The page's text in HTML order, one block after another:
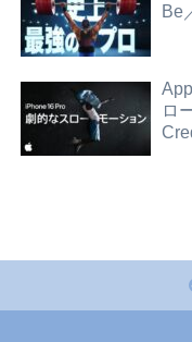
Be
ロ